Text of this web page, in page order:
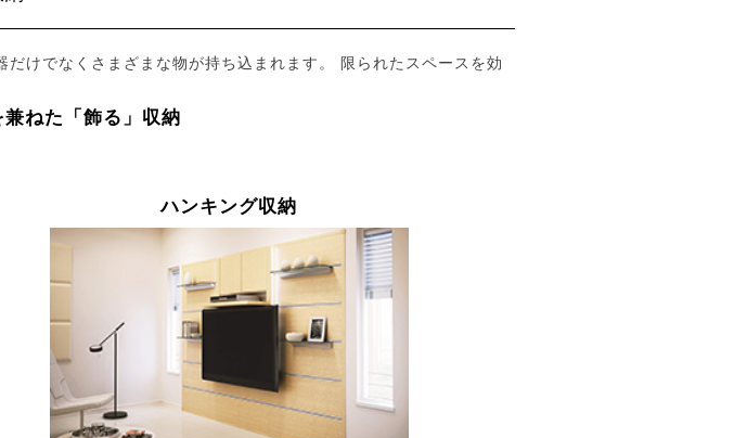
けでなくさまざまな物が持ち込まれます。 限られたスペースを効
ねた「飾る」収納
ハンキング収納